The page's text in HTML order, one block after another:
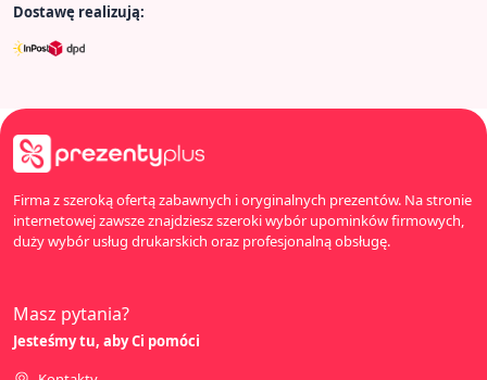
Dostawę realizują:
Firma z szeroką ofertą zabawnych i oryginalnych prezentów. Na stronie
internetowej zawsze znajdziesz szeroki wybór upominków firmowych,
duży wybór usług drukarskich oraz profesjonalną obsługę.
Masz pytania?
Jesteśmy tu, aby Ci pomóci